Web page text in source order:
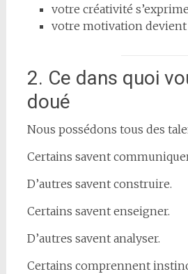
votre créativité
votre motivation devient
2. Ce dans quoi
doué
Nous possédons tous des
Certains savent
D’autres savent construire.
Certains savent enseigner.
D’autres savent analyser.
Certains comprennent